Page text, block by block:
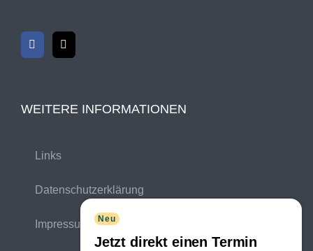
Neu
Jetzt direkt einen Termin
WEITERE INFORMATIONEN
Links
Datenschutzerklärung
Impressum